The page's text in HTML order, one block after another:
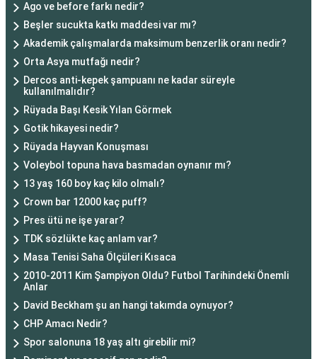
Ago ve before farkı nedir?
Beşler sucukta katkı maddesi var mı?
Akademik çalışmalarda maksimum benzerlik oranı nedir?
Orta Asya mutfağı nedir?
Dercos anti-kepek şampuanı ne kadar süreyle
kullanılmalıdır?
Rüyada Başı Kesik Yılan Görmek
Gotik hikayesi nedir?
Rüyada Hayvan Konuşması
Voleybol topuna hava basmadan oynanır mı?
13 yaş 160 boy kaç kilo olmalı?
Crown bar 12000 kaç puff?
Pres ütü ne işe yarar?
TDK sözlükte kaç anlam var?
Masa Tenisi Saha Ölçüleri Kısaca
2010-2011 Kim Şampiyon Oldu? Futbol Tarihindeki Önemli
Anlar
David Beckham şu an hangi takımda oynuyor?
CHP Amacı Nedir?
Spor salonuna 18 yaş altı girebilir mi?